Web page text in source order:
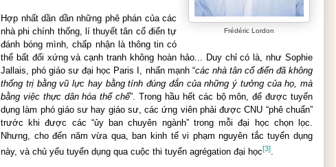
Frédéric Lordon
Hợp nhất dần dần những phê phán của các
nhà phi chính thống, lí thuyếttân cổ điểntự
đánh bóng mình, chấp nhận là thông tin có
thể bất đối xứng và cạnh tranh không hoàn hảo... Duy chỉ có là, như Sophie
Jallais, phó giáo sư đại học Paris I, nhấn mạnh “các nhà tân cổ điển đã không
thống trị bằng vũ lực hay bằng tính đúng đắn của những ý tưởng của họ, mà
bằng việc thực dân hóa thể chế”. Trong hầu hết các bộ môn, để được tuyển
dụng làm phó giáo sư hay giáo sư, các ứng viên phải được CNU “phê chuẩn”
trước khi được các “ủy ban chuyên ngành” trong mỗi đại học chọn lọc.
Nhưng, cho đến năm vừa qua, ban kinh tế vi phạm nguyên tắc tuyển dụng
này, và chủ yếu tuyển dụng qua cuộc thi tuyển agrégation đại học[3]